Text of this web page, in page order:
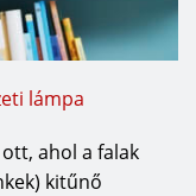
lámpa
ahol a falak
kitűnő